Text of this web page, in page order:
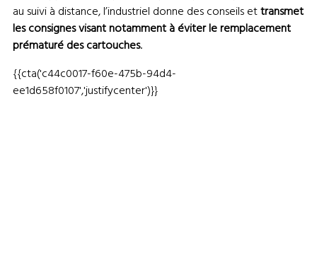
au suivi à distance, l’industriel donne des conseils ettransmet
les consignes visant notamment à éviter le remplacement
prématuré des cartouches.
{{cta('c44c0017-f60e-475b-94d4-
ee1d658f0107','justifycenter')}}